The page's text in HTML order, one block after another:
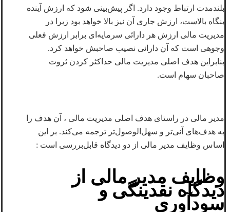
بلندمدت ارتباط وجود دارد. اگر پیش‌بینی شود که ارزش آینده
بنگاه بالاست، ارزش جاری آن نیز بالا خواهد بود زیرا در
مدیریت مالی ارزش هر دارائی سرمایه‌ای برابر ارزش فعلی
وجوهی است که آن دارائی نصیب صاحبش خواهد کرد.
بنابراین هدف اصلی مدیریت مالی حداکثر کردن ثروت
صاحبان سهام است.
مدیر مالی در راستای هدف اصلی مدیریت مالی ، آن هدف را
به هدف‌های آنی‌تر و سهل‌الوصول‌تر ترجمه می‌کند. بر این
اساس وظایف مدیر مالی از دو دیدگاه قابل‌بررسی است :
وظایف مدیر مالی از
دیدگاه نقدینگی و
سودآوری